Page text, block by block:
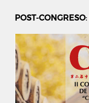
POST-CONGRESO: